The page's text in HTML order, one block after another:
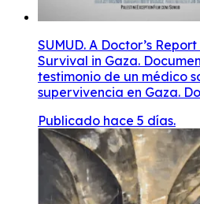
SUMUD. A Doctor’s
Survival in Gaza.
testimonio de un médico
supervivencia en Gaza.
Publicado hace 5 días.